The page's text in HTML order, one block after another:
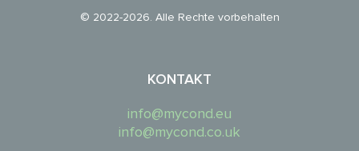
© 2022-2026. Alle Rechte vorbehalten
KONTAKT
info@mycond.eu
info@mycond.co.uk